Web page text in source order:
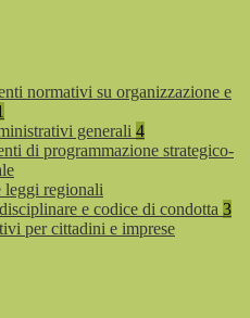
normativi su organizzazione e
generali 4
di programmazione strategico-
leggi regionali
e codice di condotta 3
per cittadini e imprese